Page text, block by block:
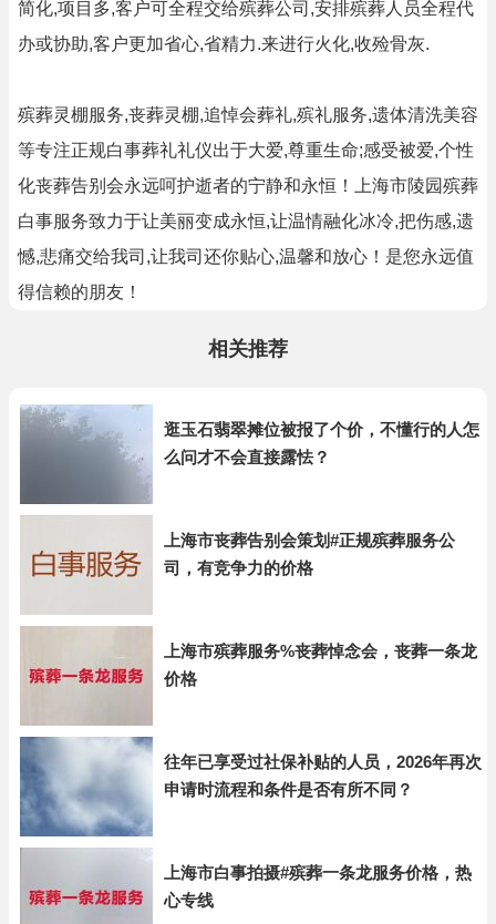
简化,项目多,客户可全程交给殡葬公司,安排殡葬人员全程代
办或协助,客户更加省心,省精力.来进行火化,收殓骨灰.
殡葬灵棚服务,丧葬灵棚,追悼会葬礼,殡礼服务,遗体清洗美容
等专注正规白事葬礼礼仪出于大爱,尊重生命;感受被爱,个性
化丧葬告别会永远呵护逝者的宁静和永恒！上海市陵园殡葬
白事服务致力于让美丽变成永恒,让温情融化冰冷,把伤感,遗
憾,悲痛交给我司,让我司还你贴心,温馨和放心！是您永远值
得信赖的朋友！
相关推荐
逛玉石翡翠摊位被报了个价，不懂行的人怎
么问才不会直接露怯？
上海市丧葬告别会策划#正规殡葬服务公
司，有竞争力的价格
上海市殡葬服务%丧葬悼念会，丧葬一条龙
价格
往年已享受过社保补贴的人员，2026年再次
申请时流程和条件是否有所不同？
上海市白事拍摄#殡葬一条龙服务价格，热
心专线